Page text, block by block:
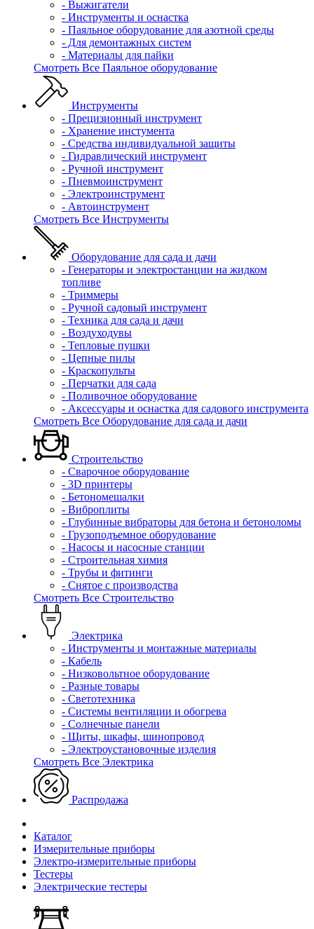
- Выжигатели
- Инструменты и оснастка
- Паяльное оборудование для азотной среды
- Для демонтажных систем
- Материалы для пайки
Смотреть Все Паяльное оборудование
Инструменты
- Прецизионный инструмент
- Хранение инстумента
- Средства индивидуальной защиты
- Гидравлический инструмент
- Ручной инструмент
- Пневмоинструмент
- Электроинструмент
- Автоинструмент
Смотреть Все Инструменты
Оборудование для сада и дачи
- Генераторы и электростанции на жидком
топливе
- Триммеры
- Ручной садовый инструмент
- Техника для сада и дачи
- Воздуходувы
- Тепловые пушки
- Цепные пилы
- Краскопульты
- Перчатки для сада
- Поливочное оборудование
- Аксессуары и оснастка для садового инструмента
Смотреть Все Оборудование для сада и дачи
Строительство
- Сварочное оборудование
- 3D принтеры
- Бетономешалки
- Виброплиты
- Глубинные вибраторы для бетона и бетоноломы
- Грузоподъемное оборудование
- Насосы и насосные станции
- Строительная химия
- Трубы и фитинги
- Снятое с производства
Смотреть Все Строительство
Электрика
- Инструменты и монтажные материалы
- Кабель
- Низковольтное оборудование
- Разные товары
- Светотехника
- Системы вентиляции и обогрева
- Солнечные панели
- Щиты, шкафы, шинопровод
- Электроустановочные изделия
Смотреть Все Электрика
Распродажа
Каталог
Измерительные приборы
Электро-измерительные приборы
Тестеры
Электрические тестеры